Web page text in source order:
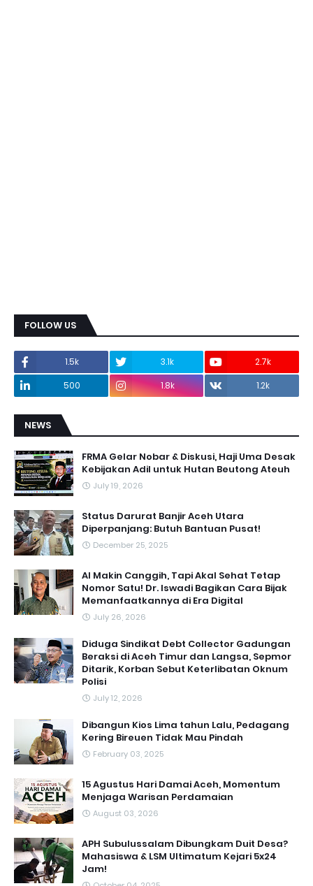
FOLLOW US
1.5k 3.1k
2.7k
500
1.8k 1.2k
NEWS
FRMA Gelar Nobar & Diskusi, Haji Uma Desak
Kebijakan Adil untuk Hutan Beutong Ateuh
July 19, 2026
Status Darurat Banjir Aceh Utara
Diperpanjang: Butuh Bantuan Pusat!
December 25, 2025
AI Makin Canggih, Tapi Akal Sehat Tetap
Nomor Satu! Dr. Iswadi Bagikan Cara Bijak
Memanfaatkannya di Era Digital
July 26, 2026
Diduga Sindikat Debt Collector Gadungan
Beraksi di Aceh Timur dan Langsa, Sepmor
Ditarik, Korban Sebut Keterlibatan Oknum
Polisi
July 12, 2026
Dibangun Kios Lima tahun Lalu, Pedagang
Kering Bireuen Tidak Mau Pindah
February 03, 2025
15 Agustus Hari Damai Aceh, Momentum
Menjaga Warisan Perdamaian
August 03, 2026
APH Subulussalam Dibungkam Duit Desa?
Mahasiswa & LSM Ultimatum Kejari 5x24
Jam!